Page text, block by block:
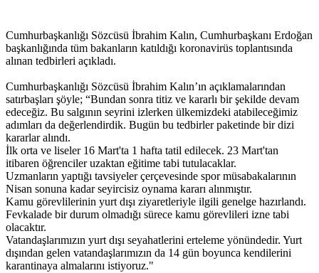
Cumhurbaşkanlığı Sözcüsü İbrahim Kalın, Cumhurbaşkanı Erdoğan
başkanlığında tüm bakanların katıldığı koronavirüs toplantısında
alınan tedbirleri açıkladı.
Cumhurbaşkanlığı Sözcüsü İbrahim Kalın’ın açıklamalarından
satırbaşları şöyle; “Bundan sonra titiz ve kararlı bir şekilde devam
edeceğiz. Bu salgının seyrini izlerken ülkemizdeki atabileceğimiz
adımları da değerlendirdik. Bugün bu tedbirler paketinde bir dizi
kararlar alındı.
İlk orta ve liseler 16 Mart'ta 1 hafta tatil edilecek. 23 Mart'tan
itibaren öğrenciler uzaktan eğitime tabi tutulacaklar.
Uzmanların yaptığı tavsiyeler çerçevesinde spor müsabakalarının
Nisan sonuna kadar seyircisiz oynama kararı alınmıştır.
Kamu görevlilerinin yurt dışı ziyaretleriyle ilgili genelge hazırlandı.
Fevkalade bir durum olmadığı sürece kamu görevlileri izne tabi
olacaktır.
Vatandaşlarımızın yurt dışı seyahatlerini erteleme yönündedir. Yurt
dışından gelen vatandaşlarımızın da 14 gün boyunca kendilerini
karantinaya almalarını istiyoruz."